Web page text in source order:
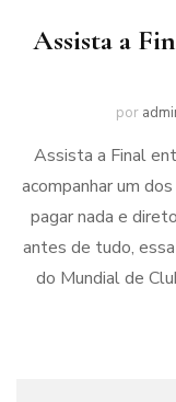
Assista a
por
Assista a Final
acompanhar um
pagar nada e
antes de tudo,
do Mundial de